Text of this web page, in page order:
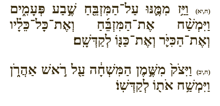
(ח,יא)
וַיַּ֥ז מִמֶּ֛נּוּ עַל־הַמִּזְבֵּ֖חַ שֶׁ֣בַע פְּעָמִ֑ים
וַיִּמְשַׁ֨ח אֶת־הַמִּזְבֵּ֜חַ וְאֶת־כָּל־כֵּלָ֗יו
וְאֶת־הַכִּיֹּ֛ר וְאֶת־כַּנּ֖וֹ לְקַדְּשָֽׁם׃
(ח,יב)
וַיִּצֹק֙ מִשֶּׁ֣מֶן הַמִּשְׁחָ֔ה עַ֖ל רֹ֣אשׁ אַהֲרֹ֑ן
וַיִּמְשַׁ֥ח אֹת֖וֹ לְקַדְּשֽׁוֹ׃